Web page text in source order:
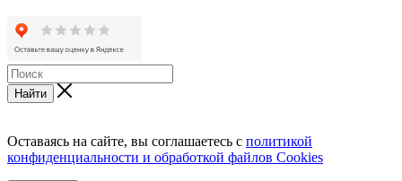
Найти
Оставаясь на сайте, вы соглашаетесь с политикой
конфиденциальности и обработкой файлов Cookies